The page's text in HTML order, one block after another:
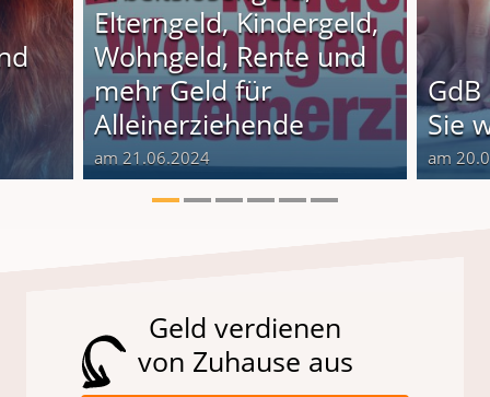
Elterngeld, Kindergeld,
Wohngeld, Rente und
mehr Geld für
Alleinerziehende
am 21.06.2024
Sie
am
Geld verdienen
von Zuhause aus